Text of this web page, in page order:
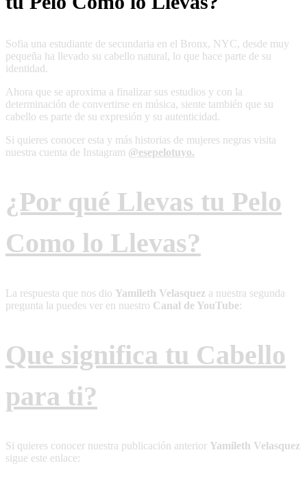
Sofia una estudiante de secundaria en el Bronx, NYC, desde muy
pequeña ha llevado su cabello natural, lo que hace parte de su
identidad.
Ahora que se aproxima a finalizar sus estudios y con la
determinación de convertirse en música, siente también que su
cabello es parte de su expresión y su autenticidad.
Si quieres conocer esta y más historias de mujeres negras visita
nuestra cuenta de Instagram @esepelotuyo.
¿Por qué Llevas tu Pelo
Como lo Llevas?
La respuesta que nos dio Yamileth Velasquez a nuestra segunda
pregunta la puedes ver en nuestro Canal de YouTube:
Que significa tu Cabello
para ti?
Si quieres conocer nuestra publicación anterior Yamileth Velasquez
sigue este enlace: